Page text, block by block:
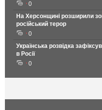
0
На Херсонщині розширили
російський терор
0
Українська розвідка
в Росії
0